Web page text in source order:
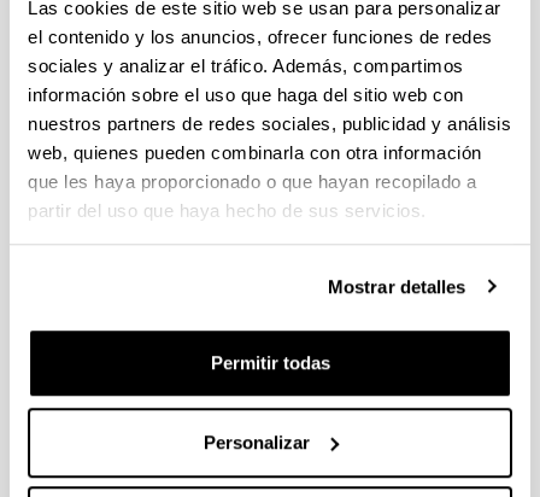
Las cookies de este sitio web se usan para personalizar
el contenido y los anuncios, ofrecer funciones de redes
sociales y analizar el tráfico. Además, compartimos
información sobre el uso que haga del sitio web con
nuestros partners de redes sociales, publicidad y análisis
web, quienes pueden combinarla con otra información
que les haya proporcionado o que hayan recopilado a
partir del uso que haya hecho de sus servicios.
Mostrar detalles
Permitir todas
Personalizar
FUNDACION LA CAIXA JUNIOR LEADER RETAINING
PROGRAMME 2027
CONVOCATORIA PARA LA CONTRATACIÓN DE
PERSONAL INVESTIGADOR DOCTOR EN LA UPV/EHU
(2026)
Trámite abierto (Plazo de presentación de solicitudes: 03/06/2026 -
25/06/2026 23:59)
16/07/2026: Listado provisional de solicitudes admitidas y
al 30/07/2026 (ambos incluídos)
PERSONAL INVESTIGADOR EN FORMACIÓN EN LA EHU
FINANCIADO CON RECURSOS PROPIOS DE UN